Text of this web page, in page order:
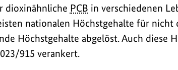
dioxinähnliche PCB in verschiedenen
nationalen Höchstgehalte für nicht
Höchstgehalte abgelöst. Auch diese
915 verankert.